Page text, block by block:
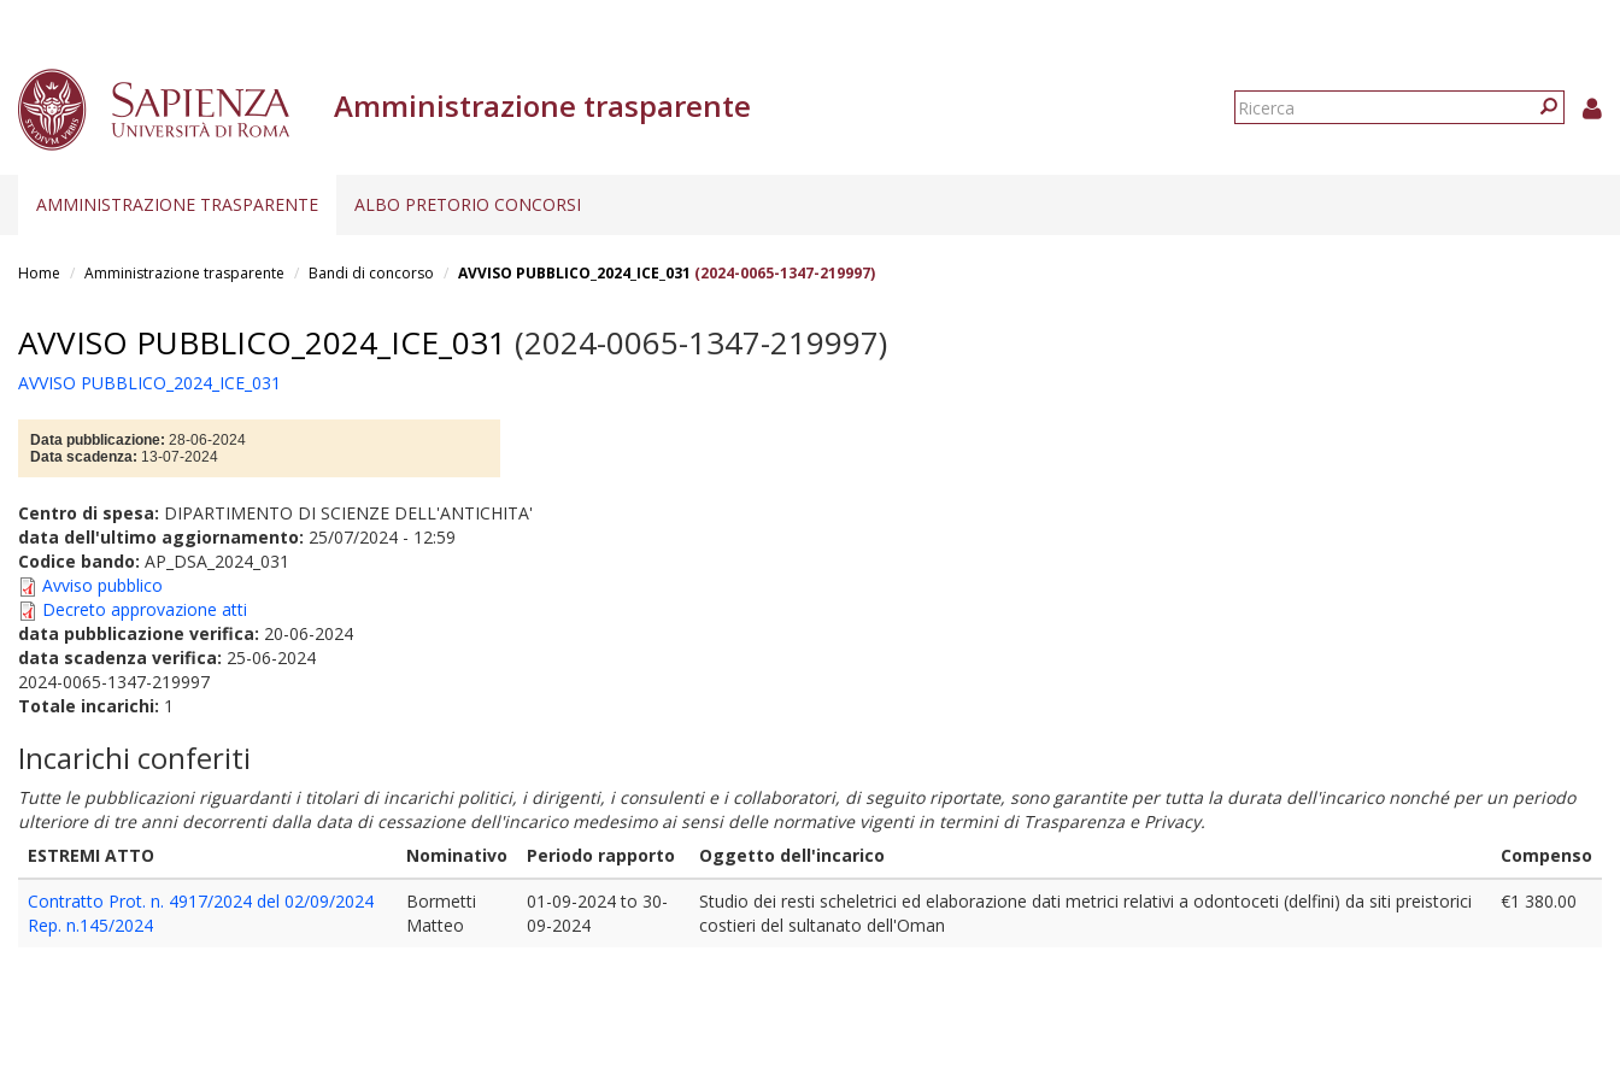
Amministrazione trasparente
Form
AMMINISTRAZIONE TRASPARENTE ALBO PRETORIO CONCORSI
Home Amministrazione trasparente Bandi di concorso AVVISO PUBBLICO_2024_ICE_031 (2024-0065-1347-219997)
AVVISO PUBBLICO_2024_ICE_031 (2024-0065-1347-219997)
AVVISO PUBBLICO_2024_ICE_031
Data pubblicazione: 28-06-2024
Data scadenza: 13-07-2024
Centro di spesa: DIPARTIMENTO DI SCIENZE DELL'ANTICHITA'
data dell'ultimo aggiornamento: 25/07/2024 - 12:59
Codice bando: AP_DSA_2024_031
Avviso pubblico
Decreto approvazione atti
data pubblicazione verifica: 20-06-2024
data scadenza verifica: 25-06-2024
2024-0065-1347-219997
Totale incarichi: 1
Incarichi conferiti
Tutte le pubblicazioni riguardanti i titolari di incarichi politici, i dirigenti, i consulenti e i collaboratori, di seguito riportate, sono garantite per tutta la durata dell'incarico nonché per un periodo
ulteriore di tre anni decorrenti dalla data di cessazione dell'incarico medesimo ai sensi delle normative vigenti in termini di Trasparenza e Privacy.
ESTREMI ATTO
Nominativo Periodo rapporto Oggetto dell'incarico
Compenso
Contratto Prot. n. 4917/2024 del 02/09/2024
Rep. n.145/2024
Bormetti
Matteo
01-09-2024to 30-
09-2024
Studio dei resti scheletrici ed elaborazione dati metrici relativi a odontoceti (delfini) da siti preistorici
costieri del sultanato dell'Oman
€1 380.00